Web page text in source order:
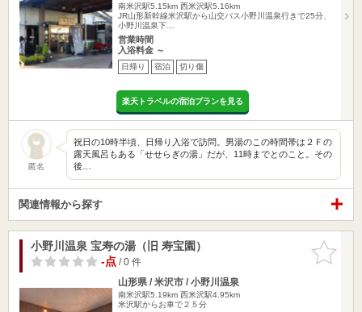
南米沢駅5.15km 西米沢駅5.16km
JR山形新幹線米沢駅から山交バス小野川温泉行きで25分、
小野川温泉下…
営業時間
入浴料金 ～
日帰り 宿泊 切り傷
楽天トラベルの宿泊プランを見る
匿名
祝日の10時半頃、日帰り入浴で訪問。男湯のこの時間帯は２Ｆの
露天風呂もある「せせらぎの湯」だが、11時までとのこと。その
後…
関連情報から探す
お気に入
りに追加
小野川温泉 宝寿の湯（旧 寿宝園）
-点/ 0 件
山形県 / 米沢市 / 小野川温泉
南米沢駅5.19km 西米沢駅4.95km
米沢駅からお車で２５分